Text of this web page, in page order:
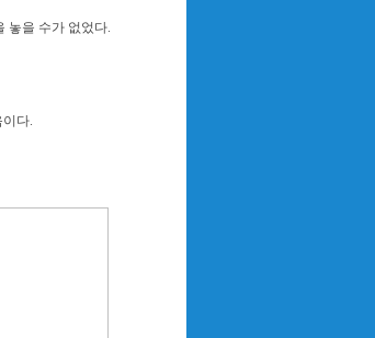
놓을 수가 없었다.
다.